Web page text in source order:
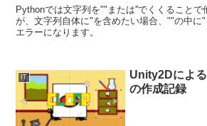
Pythonでは文字列を""または''でくくることで
が、文字列自体に"を含めたい場合、""の中に
エラーになります。
IT
Unity2Dによ
の作成記録